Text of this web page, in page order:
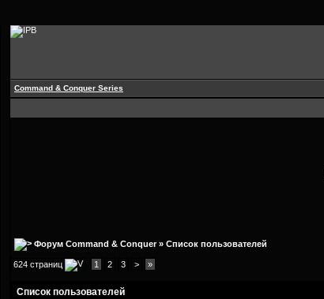
Command & Conquer Series
Форум Command & Conquer» Список пользователей
624 страниц 1 2 3 > »
Список пользователей